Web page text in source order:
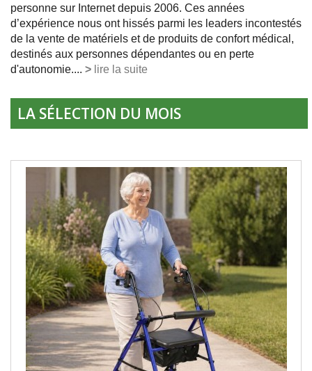
personne sur Internet depuis 2006. Ces années
d’expérience nous ont hissés parmi les leaders incontestés
de la vente de matériels et de produits de confort médical,
destinés aux personnes dépendantes ou en perte
d'autonomie.... > lire la suite
LA SÉLECTION DU MOIS